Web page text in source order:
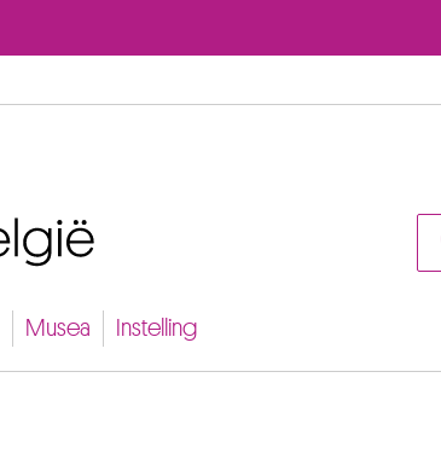
Musea Instelling